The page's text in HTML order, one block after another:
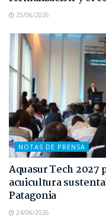
25/06/2026
NOTAS DE PRENSA
Aquasur Tech
acuicultura
Patagonia
24/06/2026